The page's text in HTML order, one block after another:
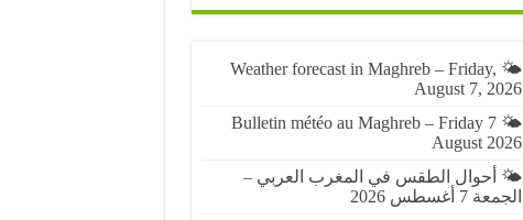
🌤️ Weather forecast in Maghreb – Friday,
August 7, 2026
🌤️ Bulletin météo au Maghreb – Friday 7
August 2026
🌤️ أحوال الطقس في المغرب العربي –
الجمعة 7 أغسطس 2026